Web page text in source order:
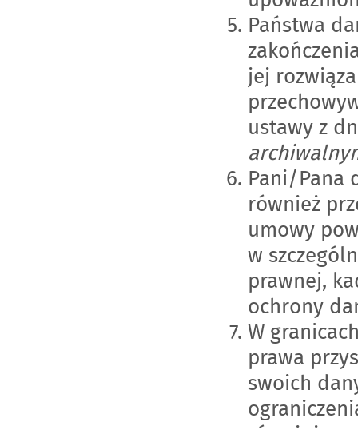
Państwa
jej
ustawy z
Pani/Pana
również
umowy
w
prawnej,
ochrony
W
prawa
swoich